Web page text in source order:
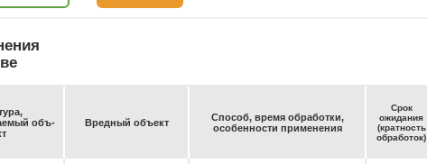
объ­
Вред­ный объ­ект
Спо­соб, вре­мя об­ра­бот­ки,
осо­бен­нос­ти при­ме­не­ния
Срок
ожи­да­ния
(крат­ность
об­ра­бо­ток)